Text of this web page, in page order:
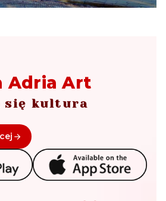
Adria Art
się kultura